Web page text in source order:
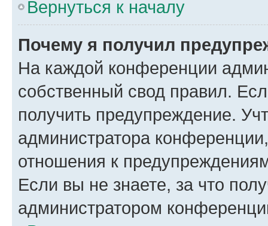
Вернуться к началу
Почему я получил
На каждой конференции
собственный свод правил.
получить предупреждение.
администратора
отношения к
Если вы не знаете, за что
администратором